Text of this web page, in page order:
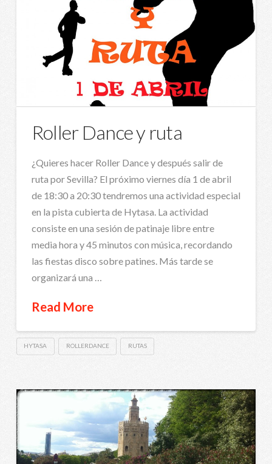
Roller Dance y ruta
¿Quieres hacer Roller Dance y después salir de
ruta por Sevilla? El próximo viernes día 1 de abril
de 18:30 a 20:30 tendremos una actividad especial
en la pista cubierta de Hytasa. La actividad
consiste en una sesión de patinaje libre entre
media hora y 45 minutos con música, recordando
las fiestas disco sobre patines. Más tarde se
organizará una …
Read More
HYTASA ROLLERDANCE RUTAS